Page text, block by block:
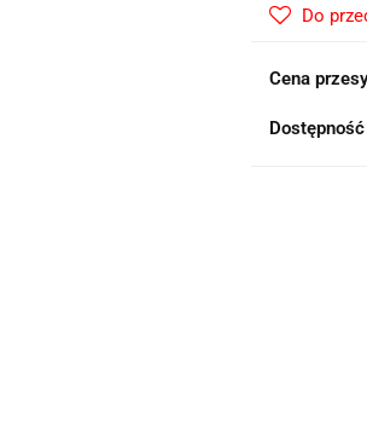
Do
Cena
Dostępność